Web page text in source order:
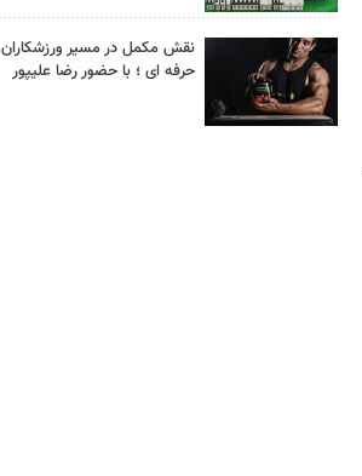
نقش مکمل در مسیر ورزشکاران
حرفه ای ؛ با حضور رضا علیپور